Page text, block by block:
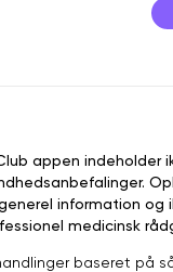
appen indeholder
information og
medicinsk
baseret på